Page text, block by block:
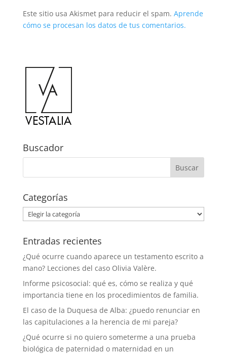
Este sitio usa Akismet para reducir el spam. Aprende
cómo se procesan los datos de tus comentarios.
Buscador
Categorías
Categorías
Entradas recientes
¿Qué ocurre cuando aparece un testamento escrito a
mano? Lecciones del caso Olivia Valère.
Informe psicosocial: qué es, cómo se realiza y qué
importancia tiene en los procedimientos de familia.
El caso de la Duquesa de Alba: ¿puedo renunciar en
las capitulaciones a la herencia de mi pareja?
¿Qué ocurre si no quiero someterme a una prueba
biológica de paternidad o maternidad en un